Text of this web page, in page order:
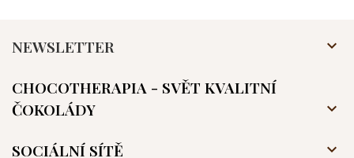
NEWSLETTER 
CHOCOTHERAPIA - SVĚT KVALITNÍ
ČOKOLÁDY

SOCIÁLNÍ SÍTĚ 